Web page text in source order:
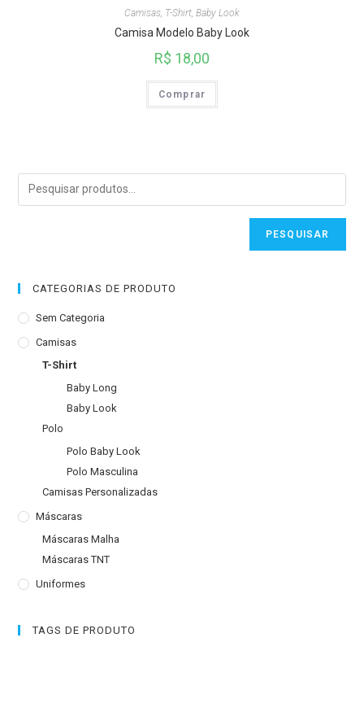
Camisas, T-Shirt, Baby Look
Camisa Modelo Baby Look
R$ 18,00
Comprar
PESQUISAR
CATEGORIAS DE PRODUTO
Sem Categoria
Camisas
T-Shirt
Baby Long
Baby Look
Polo
Polo Baby Look
Polo Masculina
Camisas Personalizadas
Máscaras
Máscaras Malha
Máscaras TNT
Uniformes
TAGS DE PRODUTO